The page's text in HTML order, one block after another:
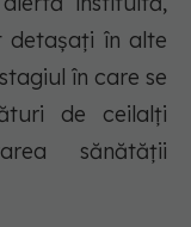
detașați în alte
în care se
de ceilalți
sănătății